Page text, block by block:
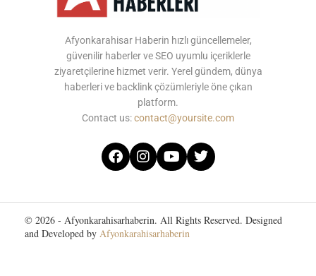
Afyonkarahisar Haberin hızlı güncellemeler,
güvenilir haberler ve SEO uyumlu içeriklerle
ziyaretçilerine hizmet verir. Yerel gündem, dünya
haberleri ve backlink çözümleriyle öne çıkan
platform.
Contact us:contact@yoursite.com
© 2026 - Afyonkarahisarhaberin. All Rights Reserved. Designed
and Developed by Afyonkarahisarhaberin